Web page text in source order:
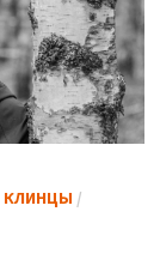
КЛИНЦЫ /